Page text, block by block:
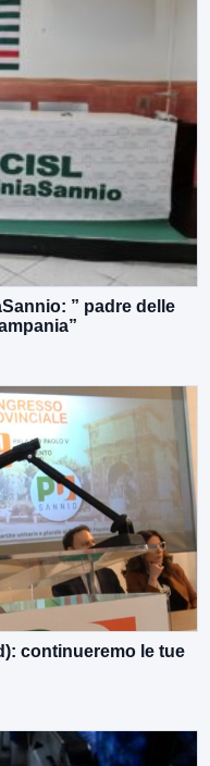
” padre delle
continueremo le tue